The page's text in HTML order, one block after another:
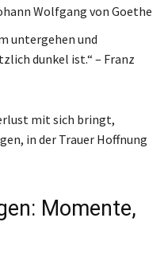
Wolfgang von Goethe
untergehen und
dunkel ist.“ – Franz
mit sich bringt,
in der Trauer Hoffnung
Momente,